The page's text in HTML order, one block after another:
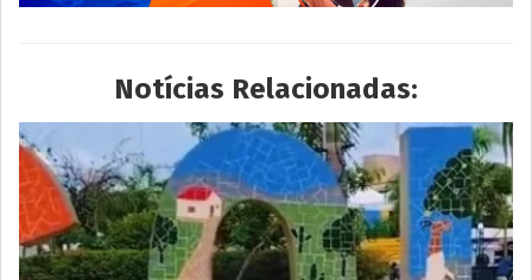
Notícias Relacionadas: